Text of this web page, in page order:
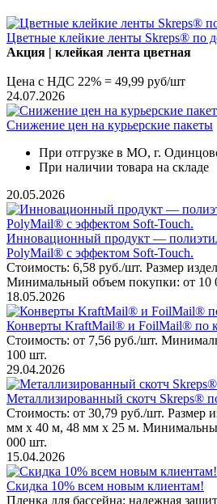
Цветные клейкие ленты Skreps® по
Акция | клейкая лента цветная
Цена с НДС 22% = 49,99 руб/шт
24.07.2026
Снижение цен на курьерские пакеты
При отгрузке в МО, г.
При наличии товара на складе
20.05.2026
Инновационный продукт —
PolyMail® с эффектом Soft-Touch.
Стоимость: 6,58 руб./шт. Размер
Минимальный объем покупки: от 10
18.05.2026
Конверты KraftMail® и FoilMail® по
Стоимость: от 7,56 руб./шт.
100 шт.
29.04.2026
Металлизированный скотч Skreps®
Стоимость: от 30,79 руб./шт. Размер
мм х 40 м, 48 мм х 25 м.
000 шт.
15.04.2026
Скидка 10% всем новым клиентам!
Пленка для бассейна: надежная